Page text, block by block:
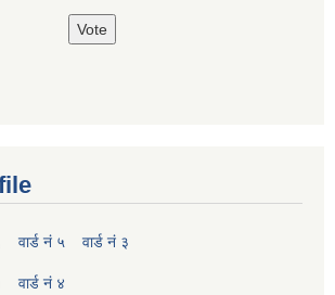
वार्ड नं ५ वार्ड नं ३
वार्ड नं ४